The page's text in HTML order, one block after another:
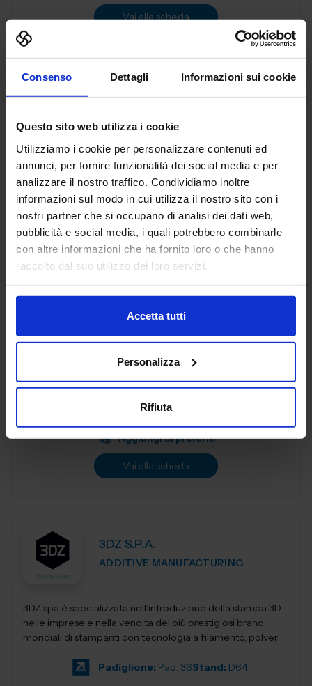
Consenso Dettagli Informazioni sui cookie
Questo sito web utilizza i cookie
Utilizziamo i cookie per personalizzare contenuti ed
annunci, per fornire funzionalità dei social media e per
analizzare il nostro traffico. Condividiamo inoltre
informazioni sul modo in cui utilizza il nostro sito con i
nostri partner che si occupano di analisi dei dati web,
pubblicità e social media, i quali potrebbero combinarle
con altre informazioni che ha fornito loro o che hanno
raccolto dal suo utilizzo dei loro servizi.
Accetta tutti
Personalizza
Rifiuta
Vai alla scheda
3D PRINT ITALIA SRL
Padiglione:
Aggiungi ai preferiti
Vai alla scheda
service professionale di stampa 3D a professionisti ed
aziende. Copriamo le principali tecnologie di
Padiglione: Pad. 36
Aggiungi ai preferiti
Vai alla scheda
3DZ S.P.A.
ADDITIVE MANUFACTURING
3DZ spa è specializzata nell’introduzione della stampa 3D
nelle imprese e nella vendita dei più prestigiosi brand
mondiali di stampanti con tecnologia a filamento, polvere,
Padiglione: Pad. 36Stand: D64